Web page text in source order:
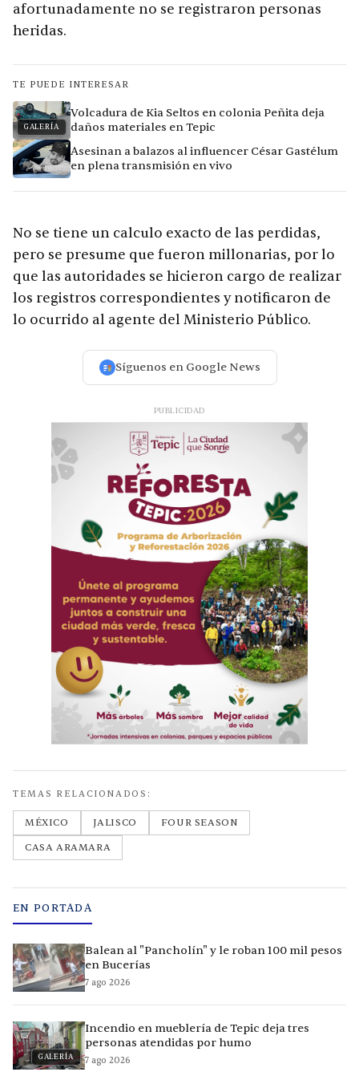
afortunadamente no se registraron personas
heridas.
TE PUEDE INTERESAR
GALERÍA
Volcadura de Kia Seltos en colonia Peñita deja
daños materiales en Tepic
Asesinan a balazos al influencer César Gastélum
en plena transmisión en vivo
No se tiene un calculo exacto de las perdidas,
pero se presume que fueron millonarias, por lo
que las autoridades se hicieron cargo de realizar
los registros correspondientes y notificaron de
lo ocurrido al agente del Ministerio Público.
Síguenos en Google News
PUBLICIDAD
TEMAS RELACIONADOS:
MÉXICO JALISCO
FOUR SEASON
CASA ARAMARA
EN PORTADA
Balean al "Pancholín" y le roban 100 mil pesos
en Bucerías
7 ago 2026
GALERÍA
Incendio en mueblería de Tepic deja tres
personas atendidas por humo
7 ago 2026